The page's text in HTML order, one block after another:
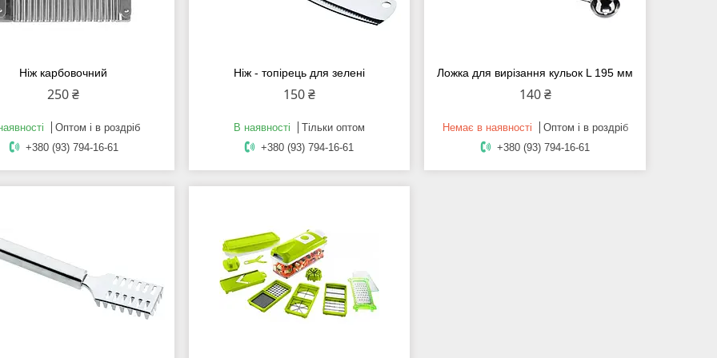
Ніж карбовочний
250 ₴
Оптом і в роздріб
+380 (93) 794-16-61
Ніж - топірець для зелені
150 ₴
В наявності
Тільки оптом
+380 (93) 794-16-61
Ложка для вирізання кульок L 195 мм
140 ₴
Немає в наявності
Оптом і в роздріб
+380 (93) 794-16-61